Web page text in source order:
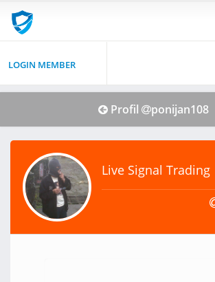
LOGIN MEMBER
Profil ponijan108
Live Signal Trading